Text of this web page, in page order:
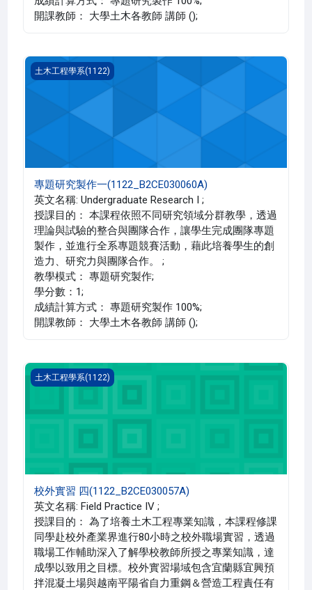
開課教師： 大學土木各教師 講師 ();
專題研究製作一(1122_B2CE030060A)
土木工程學系(1122)
專題研究製作一(1122_B2CE030060A)
英文名稱: Undergraduate Research I ;
授課目的： 本課程依照不同研究領域分群教學，透過
理論與試驗的整合與團隊合作，讓學生完成團隊專題
製作，並進行全系專題競賽活動，藉此培養學生的創
造力、研究力與團隊合作。 ;
教學模式： 專題研究製作;
學分數：1;
成績計算方式： 專題研究製作 100%;
開課教師： 大學土木各教師 講師 ();
校外實習 四(1122_B2CE030057A)
土木工程學系(1122)
校外實習 四(1122_B2CE030057A)
英文名稱: Field Practice IV ;
授課目的： 為了培養土木工程專業知識，本課程修課
同學赴校外產業界進行80小時之校外職場實習，透過
職場工作輔助深入了解學校教師所授之專業知識，達
成學以致用之目標。校外實習場域包含宜蘭縣宜興預
拌混凝土場與越南平陽省自力重鋼＆營造工程責任有